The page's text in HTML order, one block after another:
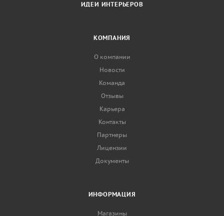
ИДЕИ ИНТЕРЬЕРОВ
КОМПАНИЯ
О компании
Новости
Команда
Отзывы
Карьера
Контакты
Партнеры
Лицензии
Документы
ИНФОРМАЦИЯ
Магазины